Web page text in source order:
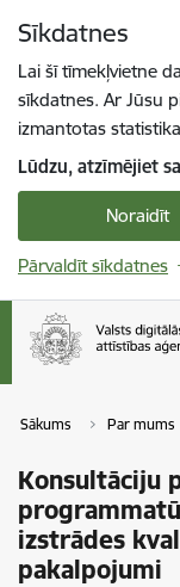
Sīkdatnes
Lai šī tīmekļvietne
sīkdatnes. Ar Jūsu
izmantotas
Lūdzu, atzīmējiet
Noraidīt
Pārvaldīt sīkdatnes
Sākums Par mums
Konsultāciju
izstrādes
pakalpojumi